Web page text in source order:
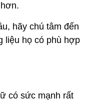
hãy chú tâm đến
liệu họ có phù hợp
có sức mạnh rất